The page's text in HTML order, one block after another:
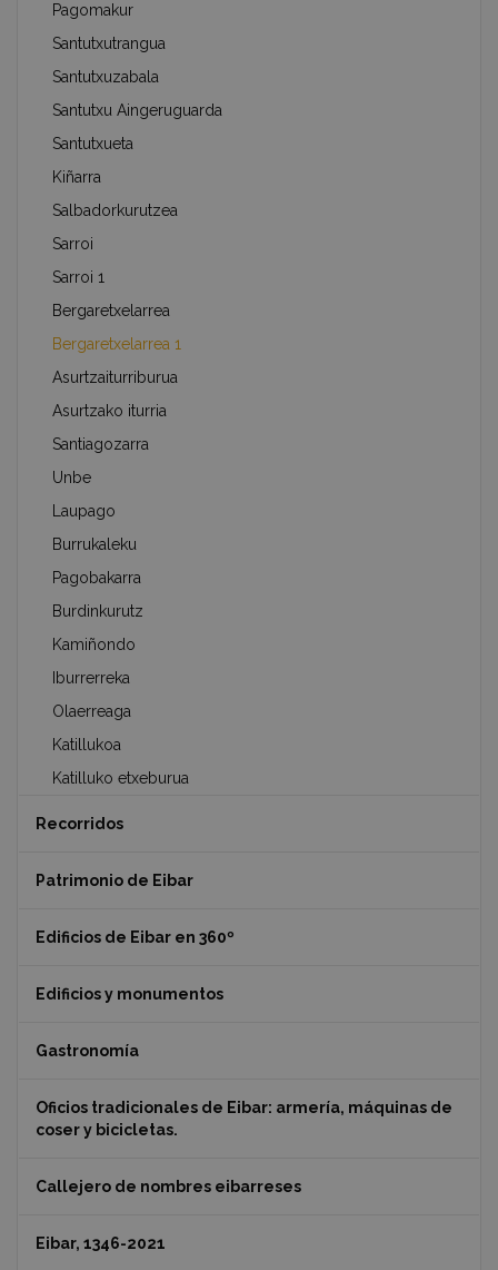
Pagomakur
Santutxutrangua
Santutxuzabala
Santutxu Aingeruguarda
Santutxueta
Kiñarra
Salbadorkurutzea
Sarroi
Sarroi 1
Bergaretxelarrea
Bergaretxelarrea 1
Asurtzaiturriburua
Asurtzako iturria
Santiagozarra
Unbe
Laupago
Burrukaleku
Pagobakarra
Burdinkurutz
Kamiñondo
Iburrerreka
Olaerreaga
Katillukoa
Katilluko etxeburua
Recorridos
Patrimonio de Eibar
Edificios de Eibar en 360º
Edificios y monumentos
Gastronomía
Oficios tradicionales de Eibar: armería, máquinas de
coser y bicicletas.
Callejero de nombres eibarreses
Eibar, 1346-2021